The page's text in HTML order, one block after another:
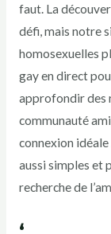
faut. La
défi, mais notre
homosexuelles
gay en direct
approfondir des
communauté
connexion idéale
aussi simples et
recherche de